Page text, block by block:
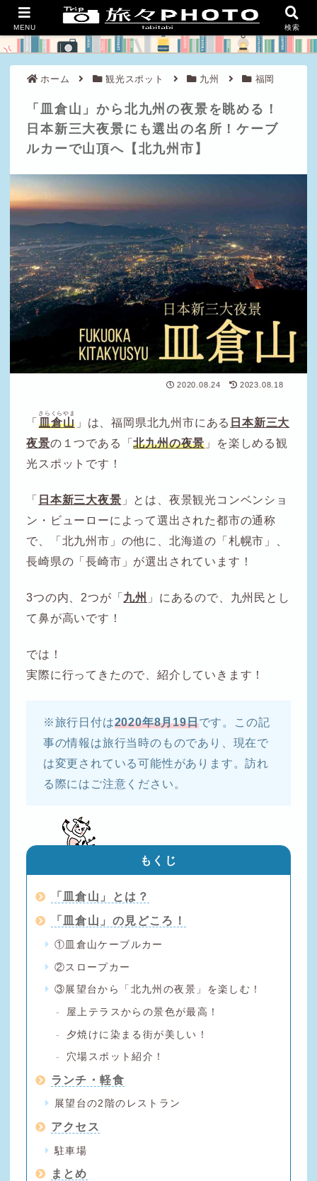
良い旅を、豊かな人生を。
ホーム 観光スポット 九州 福岡
「皿倉山」から北九州の夜景を眺める！
日本新三大夜景にも選出の名所！ケーブ
ルカーで山頂へ【北九州市】
2020.08.24 2023.08.18
「 皿倉山
さらくらやま
」は、福岡県北九州市にある 日本新三大
夜景の１つである「北九州の夜景 」を楽しめる観
光スポットです！
「 日本新三大夜景 」とは、夜景観光コンベンショ
ン・ビューローによって選出された都市の通称
で、「北九州市」の他に、北海道の「札幌市」、
長崎県の「長崎市」が選出されています！
3つの内、2つが「 九州 」にあるので、九州民とし
て鼻が高いです！
では！
実際に行ってきたので、紹介していきます！
※旅行日付は2020年8月19日です。この記
事の情報は旅行当時のものであり、現在で
は変更されている可能性があります。訪れ
る際にはご注意ください。
もくじ
「皿倉山」とは？
「皿倉山」の見どころ！
①皿倉山ケーブルカー
②スロープカー
③展望台から「北九州の夜景」を楽しむ！
屋上テラスからの景色が最高！
夕焼けに染まる街が美しい！
穴場スポット紹介！
ランチ・軽食
展望台の2階のレストラン
アクセス
駐車場
まとめ
MENU 検索